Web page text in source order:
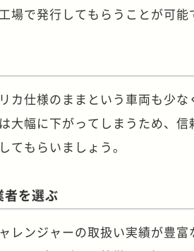
で発行してもらうことが可能
カ仕様のままという車両も少な
大幅に下がってしまうため、信
もらいましょう。
者を選ぶ
レンジャーの取扱い実績が豊富